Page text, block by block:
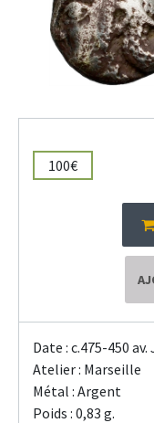
100€
Date : c.475-450 av.
Atelier : Marseille
Métal : Argent
Poids : 0,83 g.